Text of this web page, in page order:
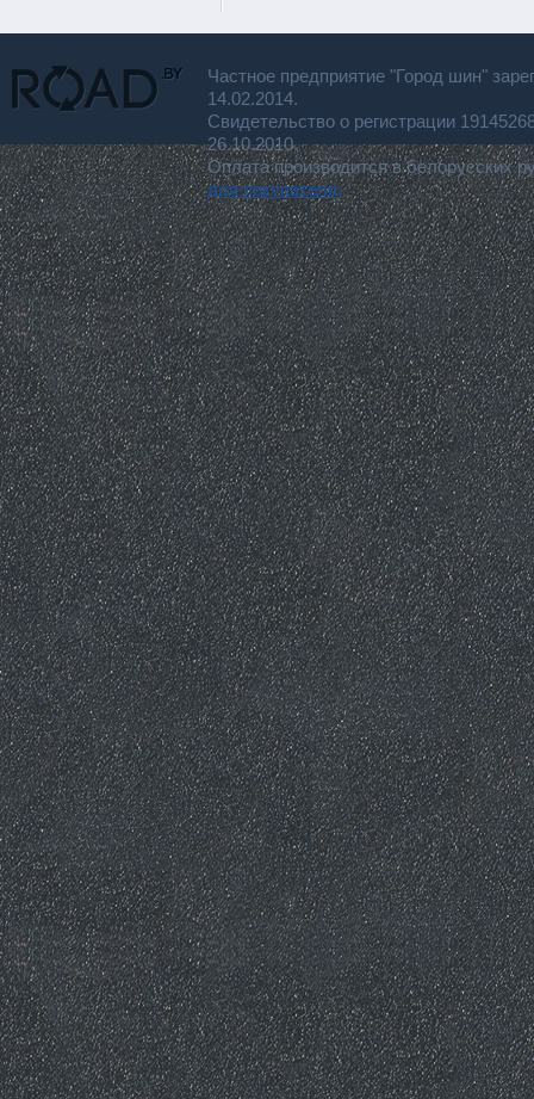
Частное предприятие "Город шин"
14.02.2014.
Свидетельство о регистрации
26.10.2010.
Оплата производится в белорусских
для покупателя.